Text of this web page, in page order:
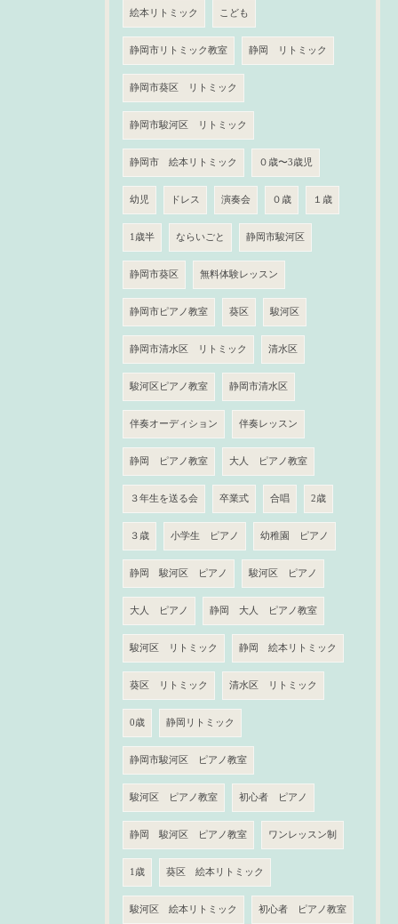
絵本リトミック こども
静岡市リトミック教室 静岡 リトミック
静岡市葵区 リトミック
静岡市駿河区 リトミック
静岡市 絵本リトミック ０歳〜3歳児
幼児 ドレス 演奏会 ０歳 １歳
1歳半 ならいごと 静岡市駿河区
静岡市葵区 無料体験レッスン
静岡市ピアノ教室 葵区 駿河区
静岡市清水区 リトミック 清水区
駿河区ピアノ教室 静岡市清水区
伴奏オーディション 伴奏レッスン
静岡 ピアノ教室 大人 ピアノ教室
３年生を送る会 卒業式 合唱 2歳
３歳 小学生 ピアノ 幼稚園 ピアノ
静岡 駿河区 ピアノ 駿河区 ピアノ
大人 ピアノ 静岡 大人 ピアノ教室
駿河区 リトミック 静岡 絵本リトミック
葵区 リトミック 清水区 リトミック
0歳 静岡リトミック
静岡市駿河区 ピアノ教室
駿河区 ピアノ教室 初心者 ピアノ
静岡 駿河区 ピアノ教室 ワンレッスン制
1歳 葵区 絵本リトミック
駿河区 絵本リトミック 初心者 ピアノ教室